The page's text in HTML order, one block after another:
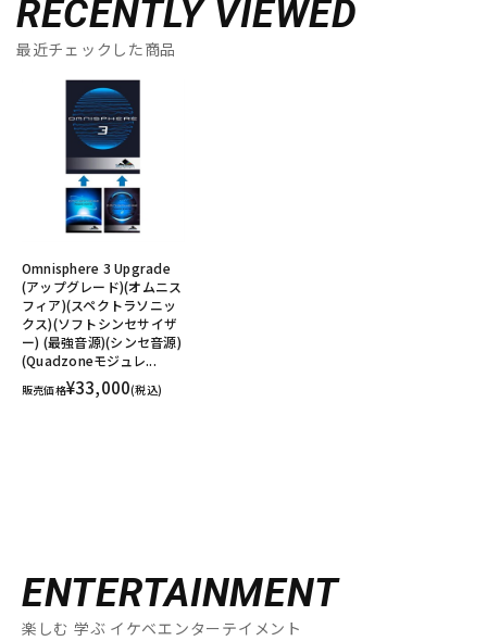
RECENTLY VIEWED
最近チェックした商品
Omnisphere 3 Upgrade
(アップグレード)(オムニス
フィア)(スペクトラソニッ
クス)(ソフトシンセサイザ
ー) (最強音源)(シンセ音源)
(Quadzoneモジュレ...
販売価格¥33,000(税込)
ENTERTAINMENT
楽しむ 学ぶ イケベエンターテイメント